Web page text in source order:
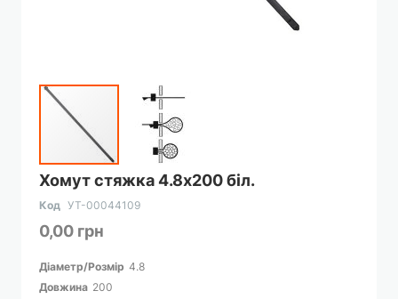
Хомут стяжка 4.8х200 біл.
Код УТ-00044109
0,00 грн
Діаметр/Розмір 4.8
Довжина 200
Перейти
до
початку
зображень